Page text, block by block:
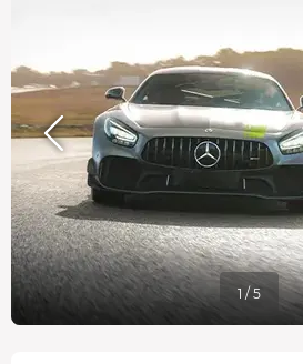
1 / 5